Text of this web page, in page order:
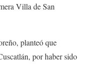
Villa de San
planteó que
por haber sido